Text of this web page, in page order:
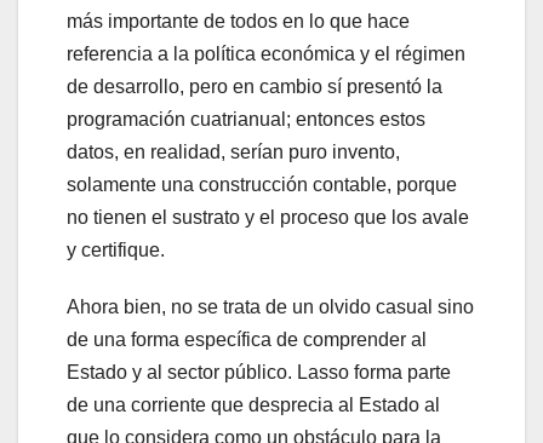
más importante de todos en lo que hace
referencia a la política económica y el régimen
de desarrollo, pero en cambio sí presentó la
programación cuatrianual; entonces estos
datos, en realidad, serían puro invento,
solamente una construcción contable, porque
no tienen el sustrato y el proceso que los avale
y certifique.
Ahora bien, no se trata de un olvido casual sino
de una forma específica de comprender al
Estado y al sector público. Lasso forma parte
de una corriente que desprecia al Estado al
que lo considera como un obstáculo para la